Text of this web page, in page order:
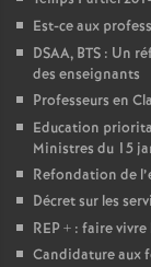
Est-ce aux
DSAA, BTS : Un
des enseignants
Professeurs en
Education
Ministres du 15
Refondation de
Décret sur les
REP + : faire
Candidature aux